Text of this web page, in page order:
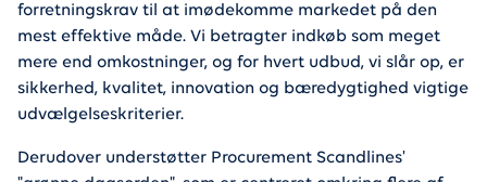
forretningskrav til at imødekomme markedet på den
mest effektive måde. Vi betragter indkøb som meget
mere end omkostninger, og for hvert udbud, vi slår op, er
sikkerhed, kvalitet, innovation og bæredygtighed vigtige
udvælgelseskriterier.
Derudover understøtter Procurement Scandlines'